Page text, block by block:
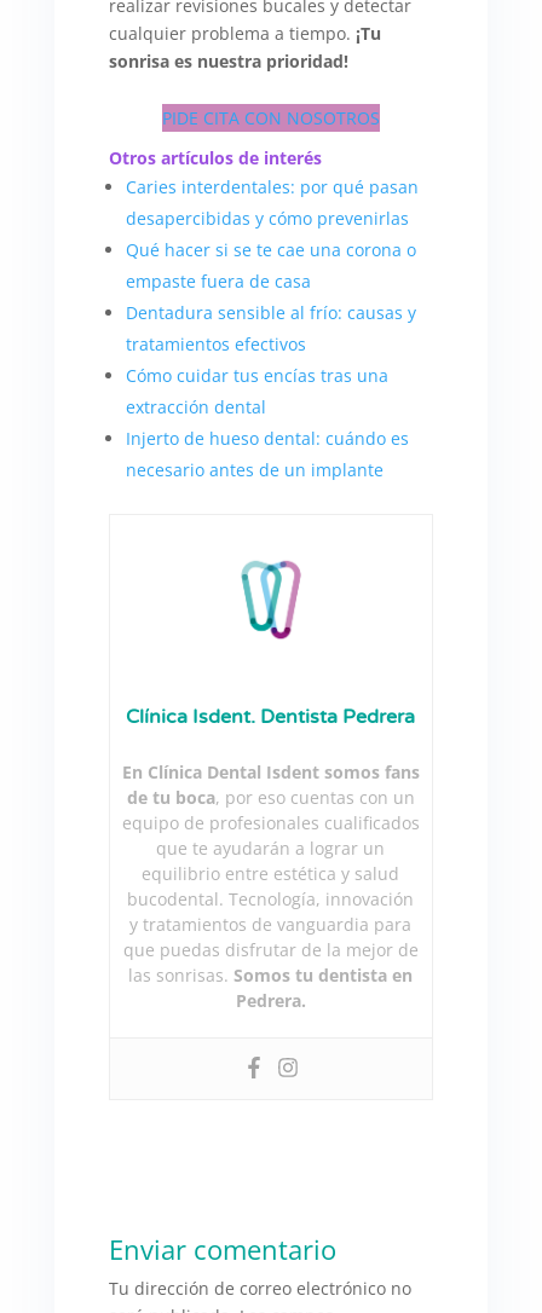
realizar revisiones bucales y detectar
cualquier problema a tiempo. ¡Tu
sonrisa es nuestra prioridad!
PIDE CITA CON NOSOTROS
Otros artículos de interés
Caries interdentales: por qué pasan
desapercibidas y cómo prevenirlas
Qué hacer si se te cae una corona o
empaste fuera de casa
Dentadura sensible al frío: causas y
tratamientos efectivos
Cómo cuidar tus encías tras una
extracción dental
Injerto de hueso dental: cuándo es
necesario antes de un implante
Clínica Isdent. Dentista Pedrera
En Clínica Dental Isdent somos fans
de tu boca, por eso cuentas con un
equipo de profesionales cualificados
que te ayudarán a lograr un
equilibrio entre estética y salud
bucodental. Tecnología, innovación
y tratamientos de vanguardia para
que puedas disfrutar de la mejor de
las sonrisas.Somos tu dentista en
Pedrera.
Enviar comentario
Tu dirección de correo electrónico no